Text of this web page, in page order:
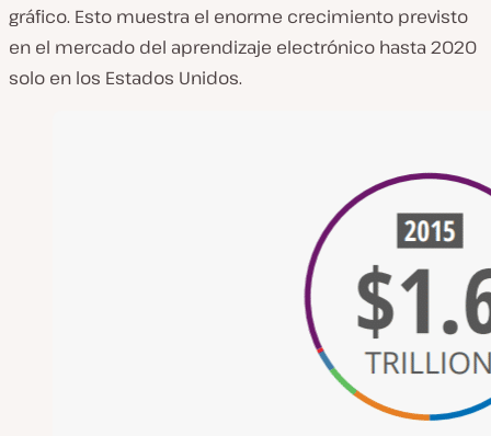
gráfico. Esto muestra el enorme crecimiento previsto
en el mercado del aprendizaje electrónico hasta 2020
solo en los Estados Unidos.